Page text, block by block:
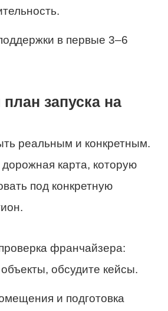
в первые 3–6
запуска на
реальным и конкретным.
карта, которую
под конкретную
франчайзера:
обсудите кейсы.
и подготовка